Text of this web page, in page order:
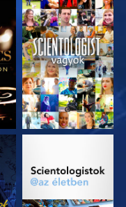
MŰSORNÉZÉS
A SOROZAT